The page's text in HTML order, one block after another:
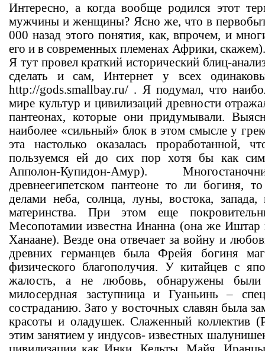
Интересно, а когда вообще родился этот
мужчины и женщины? Ясно же, что в
000 назад этого понятия, как, впрочем, и
его и в современных племенах Африки, скажем).
Я тут провел краткий исторический блиц-
сделать и сам, Интернет у всех
http://gods.smallbay.ru/ . Я подумал, что
мире культур и цивилизаций древности
пантеонах, которые они придумывали.
наиболее «сильный» блок в этом смысле у
эта настолько оказалась проработанной,
пользуемся ей до сих пор хотя бы как
Апполон-Купидон-Амур).
древнеегипетском пантеоне то ли богиня,
делами неба, солнца, луны, востока,
материнства. При этом еще
Месопотамии известна Инанна (она же Иштар
Ханаане). Везде она отвечает за войну и
древних германцев была Фрейя богиня
физического благополучия. У китайцев с
жалость, а не любовь, обнаружены были
милосердная заступница и Гуаньинь –
состраданию. Зато у восточных славян была
красоты и оладушек. Слаженный коллектив
этим занятием у индусов- известных